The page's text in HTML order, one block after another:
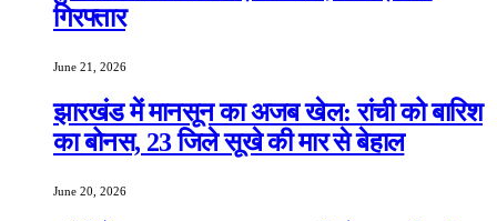
गिरफ्तार
June 21, 2026
झारखंड में मानसून का अजब खेल: रांची को बारिश
का बोनस, 23 जिले सूखे की मार से बेहाल
June 20, 2026